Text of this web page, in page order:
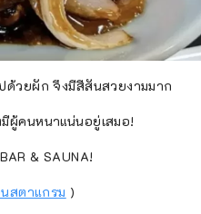
ด้วยผัก จึงมีสีสันสวยงามมาก
ผู้คนหนาแน่นอยู่เสมอ!
& SAUNA!
สตาแกรม )